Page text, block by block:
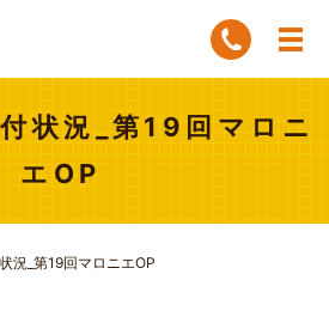
状況_第19回マロニ
エOP
況_第19回マロニエOP